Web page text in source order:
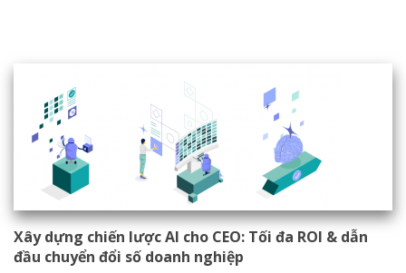
Xây dựng chiến lược AI cho CEO: Tối đa ROI & dẫn
đầu chuyển đổi số doanh nghiệp